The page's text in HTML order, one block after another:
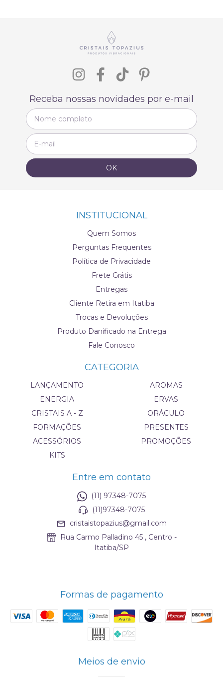
Receba nossas novidades por e-mail
INSTITUCIONAL
Quem Somos
Perguntas Frequentes
Política de Privacidade
Frete Grátis
Entregas
Cliente Retira em Itatiba
Trocas e Devoluções
Produto Danificado na Entrega
Fale Conosco
CATEGORIA
LANÇAMENTO
ENERGIA
CRISTAIS A - Z
FORMAÇÕES
ACESSÓRIOS
KITS
AROMAS
ERVAS
ORÁCULO
PRESENTES
PROMOÇÕES
Entre em contato
(11) 97348-7075
(11)97348-7075
cristaistopazius@gmail.com
Rua Carmo Palladino 45 , Centro -
Itatiba/SP
Formas de pagamento
Meios de envio